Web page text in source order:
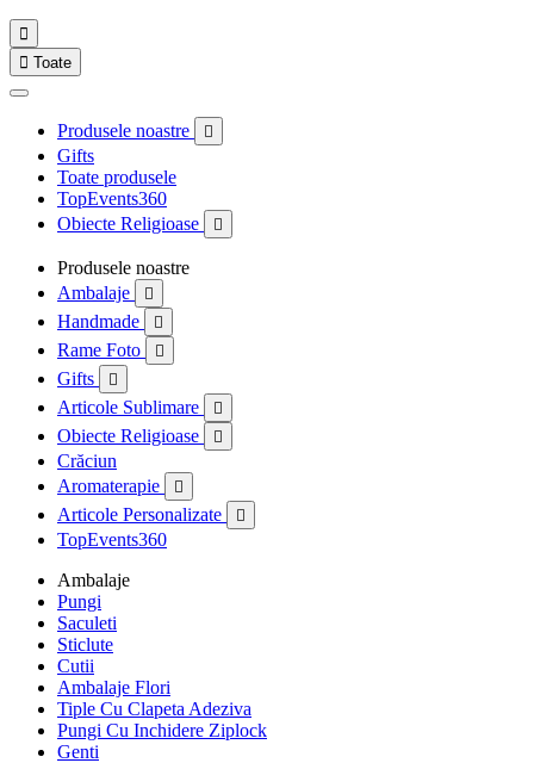

 Toate
Produsele noastre 
Gifts
Toate produsele
TopEvents360
Obiecte Religioase

Produsele noastre
Ambalaje

Handmade 
Rame Foto 
Gifts 
Articole Sublimare 
Obiecte Religioase 
Crăciun
Aromaterapie

Articole Personalizate 
TopEvents360
Ambalaje
Pungi
Saculeti
Sticlute
Cutii
Ambalaje Flori
Tiple Cu Clapeta Adeziva
Pungi Cu Inchidere Ziplock
Genti